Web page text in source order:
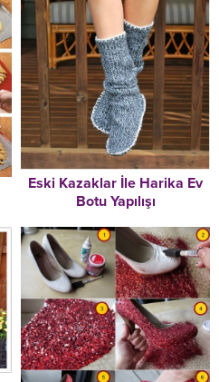
Eski Kazaklar İle Harika Ev
Botu Yapılışı